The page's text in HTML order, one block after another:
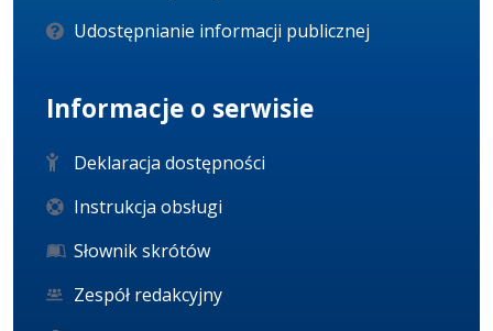
Udostępnianie informacji publicznej
Informacje o serwisie
Deklaracja dostępności
Instrukcja obsługi
Słownik skrótów
Zespół redakcyjny